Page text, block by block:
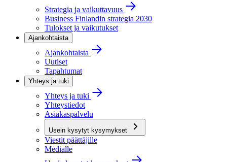
Strategia ja vaikuttavuus
Business Finlandin strategia 2030
Tulokset ja vaikutukset
Ajankohtaista
Ajankohtaista
Uutiset
Tapahtumat
Yhteys ja tuki
Yhteys ja tuki
Yhteystiedot
Asiakaspalvelu
Usein kysytyt kysymykset
Viestit päättäjille
Medialle